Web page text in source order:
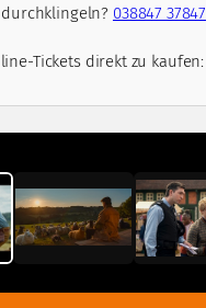
038847 37847
Tickets direkt zu kaufen: